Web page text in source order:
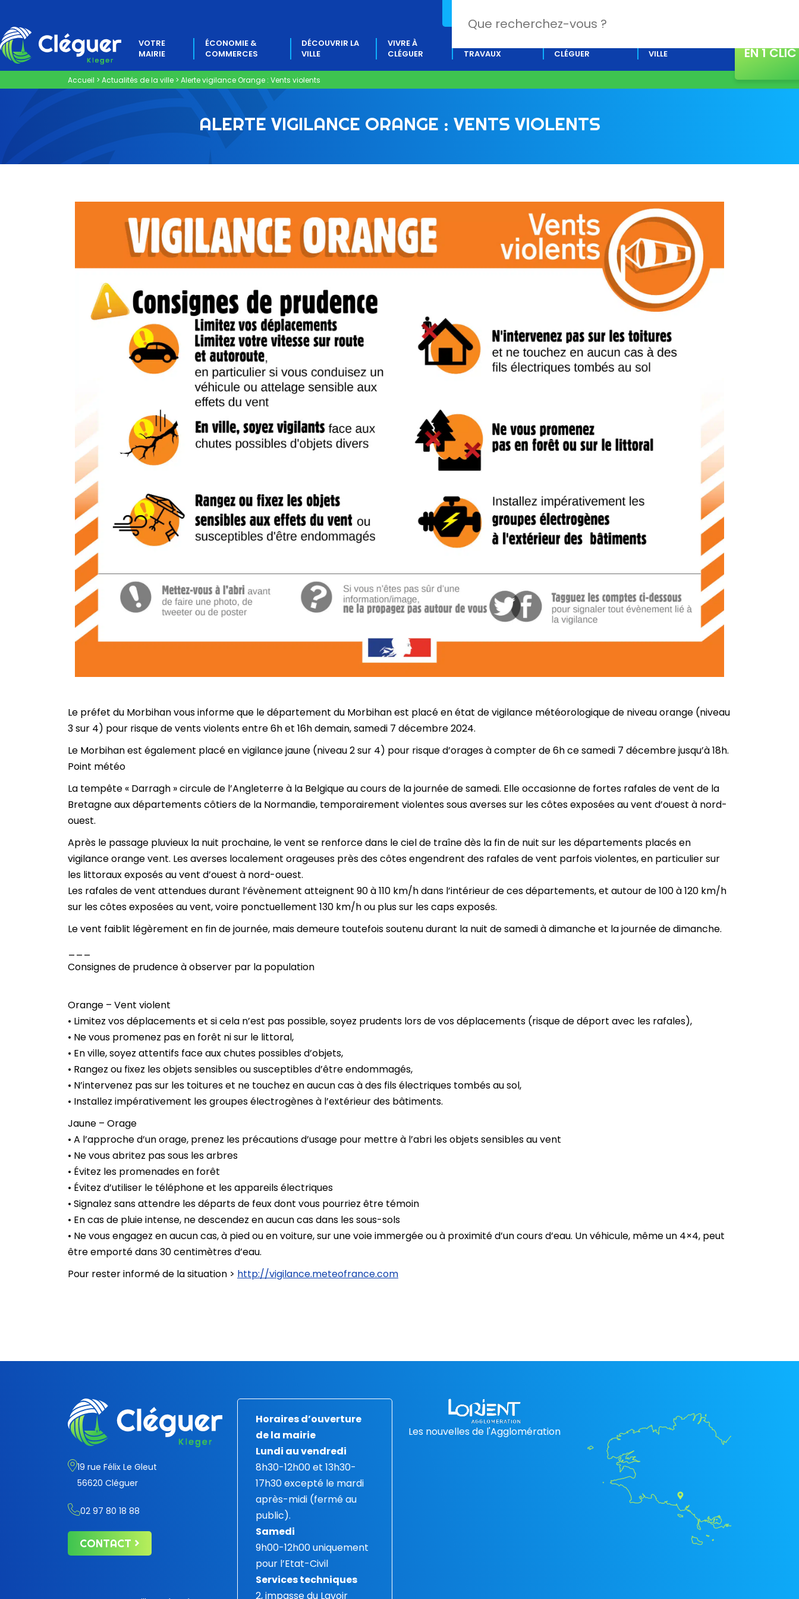
VOTRE
MAIRIE
ÉCONOMIE &
COMMERCES
DÉCOUVRIR LA
VILLE
VIVRE À
CLÉGUER
TRAVAUX
CLÉGUER
VILLE
EN 1 CLIC
Accueil > Actualités de la ville > Alerte vigilance Orange : Vents violents
ALERTE VIGILANCE ORANGE : VENTS VIOLENTS
Le préfet du Morbihan vous informe que le département du Morbihan est placé en état de vigilance météorologique de niveau orange (niveau
3 sur 4) pour risque de vents violents entre 6h et 16h demain, samedi 7 décembre 2024.
Le Morbihan est également placé en vigilance jaune (niveau 2 sur 4) pour risque d’orages à compter de 6h ce samedi 7 décembre jusqu’à 18h.
Point météo
La tempête « Darragh » circule de l’Angleterre à la Belgique au cours de la journée de samedi. Elle occasionne de fortes rafales de vent de la
Bretagne aux départements côtiers de la Normandie, temporairement violentes sous averses sur les côtes exposées au vent d’ouest à nord-
ouest.
Après le passage pluvieux la nuit prochaine, le vent se renforce dans le ciel de traîne dès la fin de nuit sur les départements placés en
vigilance orange vent. Les averses localement orageuses près des côtes engendrent des rafales de vent parfois violentes, en particulier sur
les littoraux exposés au vent d’ouest à nord-ouest.
Les rafales de vent attendues durant l’évènement atteignent 90 à 110 km/h dans l’intérieur de ces départements, et autour de 100 à 120 km/h
sur les côtes exposées au vent, voire ponctuellement 130 km/h ou plus sur les caps exposés.
Le vent faiblit légèrement en fin de journée, mais demeure toutefois soutenu durant la nuit de samedi à dimanche et la journée de dimanche.
Consignes de prudence à observer par la population
Orange – Vent violent
• Limitez vos déplacements et si cela n’est pas possible, soyez prudents lors de vos déplacements (risque de déport avec les rafales),
• Ne vous promenez pas en forêt ni sur le littoral,
• En ville, soyez attentifs face aux chutes possibles d’objets,
• Rangez ou fixez les objets sensibles ou susceptibles d’être endommagés,
• N’intervenez pas sur les toitures et ne touchez en aucun cas à des fils électriques tombés au sol,
• Installez impérativement les groupes électrogènes à l’extérieur des bâtiments.
Jaune – Orage
• A l’approche d’un orage, prenez les précautions d’usage pour mettre à l’abri les objets sensibles au vent
• Ne vous abritez pas sous les arbres
• Évitez les promenades en forêt
• Évitez d’utiliser le téléphone et les appareils électriques
• Signalez sans attendre les départs de feux dont vous pourriez être témoin
• En cas de pluie intense, ne descendez en aucun cas dans les sous-sols
• Ne vous engagez en aucun cas, à pied ou en voiture, sur une voie immergée ou à proximité d’un cours d’eau. Un véhicule, même un 4×4, peut
être emporté dans 30 centimètres d’eau.
Pour rester informé de la situation > http://vigilance.meteofrance.com
19 rue Félix Le Gleut
56620 Cléguer
02 97 80 18 88
CONTACT
Horaires d’ouverture
de la mairie
Lundi au vendredi
8h30-12h00 et 13h30-
17h30 excepté le mardi
après-midi (fermé au
public).
Samedi
9h00-12h00 uniquement
pour l’Etat-Civil
Services techniques
2, impasse du Lavoir
Les nouvelles de l'Agglomération